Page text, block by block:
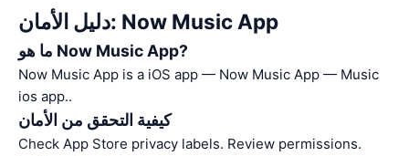
دليل الأمان: Now Music App
ما هو Now Music App?
Now Music App is a iOS app — Now Music App — Music
ios app..
كيفية التحقق من الأمان
Check App Store privacy labels. Review permissions.